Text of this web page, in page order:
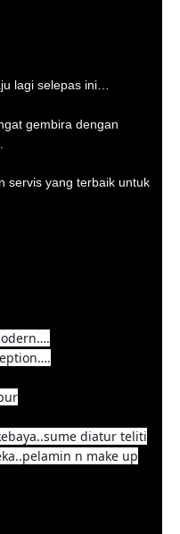
lagi selepas ini…
gembira dengan
servis yang terbaik untuk
diatur teliti
n make up